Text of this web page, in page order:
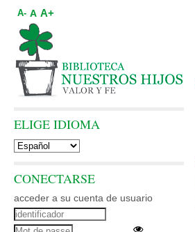
A- A A+
ELIGE IDIOMA
CONECTARSE
acceder a su cuenta de usuario